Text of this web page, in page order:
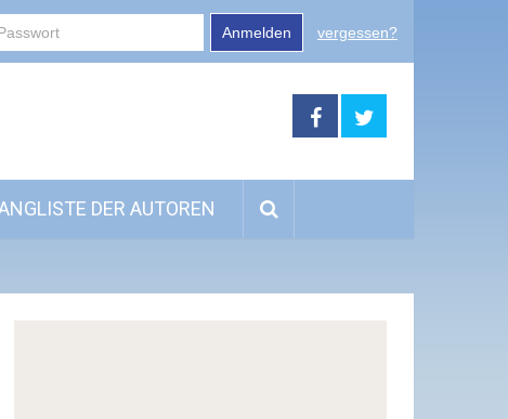
Anmelden vergessen?
DER AUTOREN